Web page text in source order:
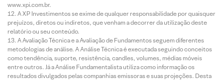
www.xpi.com.br.
A XP Investimentos se exime de qualquer responsabilidade por quaisquer
prejuízos, diretos ou indiretos, que venham a decorrer da utilização deste
relatório ou seu conteúdo.
A Avaliação Técnica e a Avaliação de Fundamentos seguem diferentes
metodologias de análise. A Análise Técnica é executada seguindo conceitos
como tendência, suporte, resistência, candles, volumes, médias móveis
entre outros. Já a Análise Fundamentalista utiliza como informação os
resultados divulgados pelas companhias emissoras e suas projeções. Desta